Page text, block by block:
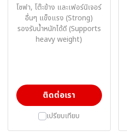
โซฟา, โต๊ะข้าง และเฟอร์นิเจอร์
อื่นๆ แข็งแรง (Strong)
รองรับน้ำหนักได้ดี (Supports
heavy weight)
ติดต่อเรา
เปรียบเทียบ